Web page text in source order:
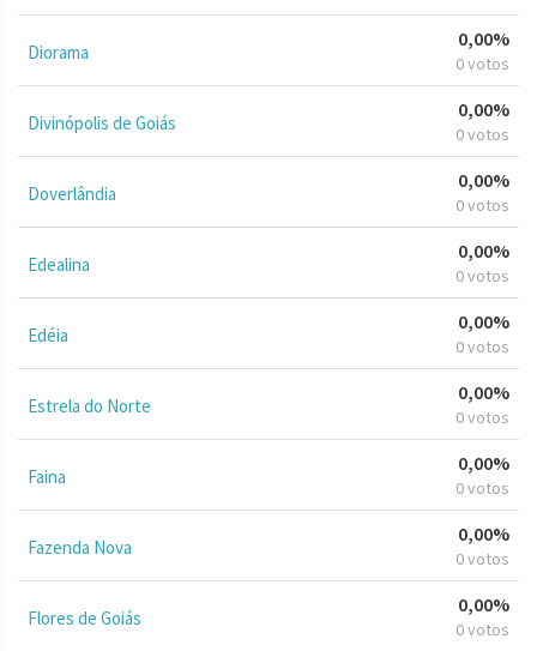
Diorama
0,00%
0 votos
Divinópolis de Goiás
0,00%
0 votos
Doverlândia
0,00%
0 votos
Edealina
0,00%
0 votos
Edéia
0,00%
0 votos
Estrela do Norte
0,00%
0 votos
Faina
0,00%
0 votos
Fazenda Nova
0,00%
0 votos
Flores de Goiás
0,00%
0 votos